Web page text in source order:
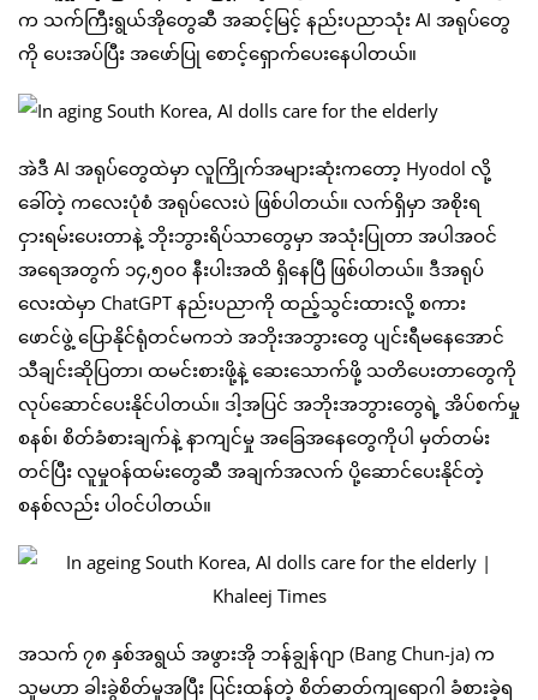
က သက်ကြီးရွယ်အိုတွေဆီ အဆင့်မြင့် နည်းပညာသုံး AI အရုပ်တွေ
ကို ပေးအပ်ပြီး အဖော်ပြု စောင့်ရှောက်ပေးနေပါတယ်။
အဲဒီ AI အရုပ်တွေထဲမှာ လူကြိုက်အများဆုံးကတော့ Hyodol လို့
ခေါ်တဲ့ ကလေးပုံစံ အရုပ်လေးပဲ ဖြစ်ပါတယ်။ လက်ရှိမှာ အစိုးရ
ငှားရမ်းပေးတာနဲ့ ဘိုးဘွားရိပ်သာတွေမှာ အသုံးပြုတာ အပါအဝင်
အရေအတွက် ၁၄,၅၀၀ နီးပါးအထိ ရှိနေပြီ ဖြစ်ပါတယ်။ ဒီအရုပ်
လေးထဲမှာ ChatGPT နည်းပညာကို ထည့်သွင်းထားလို့ စကား
ဖောင်ဖွဲ့ ပြောနိုင်ရုံတင်မကဘဲ အဘိုးအဘွားတွေ ပျင်းရီမနေအောင်
သီချင်းဆိုပြတာ၊ ထမင်းစားဖို့နဲ့ ဆေးသောက်ဖို့ သတိပေးတာတွေကို
လုပ်ဆောင်ပေးနိုင်ပါတယ်။ ဒါ့အပြင် အဘိုးအဘွားတွေရဲ့ အိပ်စက်မှု
စနစ်၊ စိတ်ခံစားချက်နဲ့ နာကျင်မှု အခြေအနေတွေကိုပါ မှတ်တမ်း
တင်ပြီး လူမှုဝန်ထမ်းတွေဆီ အချက်အလက် ပို့ဆောင်ပေးနိုင်တဲ့
စနစ်လည်း ပါဝင်ပါတယ်။
အသက် ၇၈ နှစ်အရွယ် အဖွားအို ဘန်ချွန်ဂျာ (Bang Chun-ja) က
သူမဟာ ခါးခွဲစိတ်မှုအပြီး ပြင်းထန်တဲ့ စိတ်ဓာတ်ကျရောဂါ ခံစားခဲ့ရ